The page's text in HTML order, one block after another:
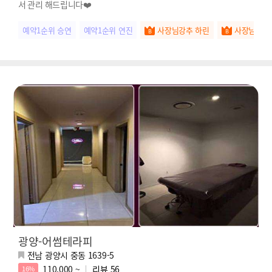
서 관리 해드립니다❤️
예약1순위 승연 예약1순위 연진 사장님강추 하린 사장님강
광양-어썸테라피
전남 광양시 중동 1639-5
16% 110,000 ~ 리뷰 56